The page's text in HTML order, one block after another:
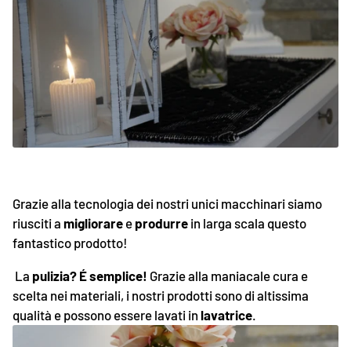
Grazie alla tecnologia dei nostri unici macchinari siamo
riusciti a migliorare e produrre in larga scala questo
fantastico prodotto!
La pulizia? Ésemplice! Grazie alla maniacale cura e
scelta nei materiali, i nostri prodotti sono di altissima
qualità e possono essere lavati in lavatrice